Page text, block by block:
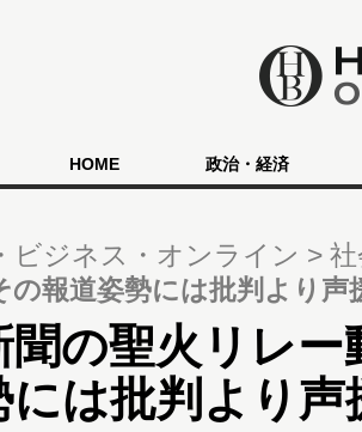
HOME 政治・経済
ビジネス・オンライン
の報道姿勢には批判より声
聞の聖火リレ
には批判より声